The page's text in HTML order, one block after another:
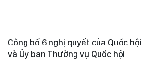
Công bố 6 nghị quyết của Quốc hội
và Ủy ban Thường vụ Quốc hội